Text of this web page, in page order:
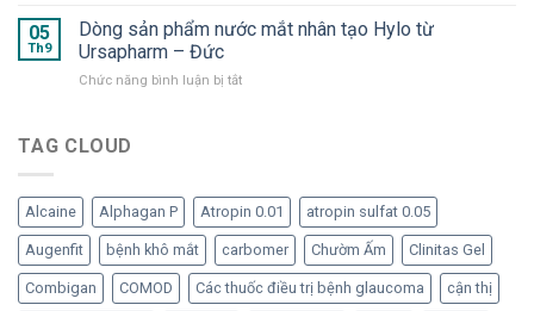
tạo
tép
thiết
–
trong
tạo
đã
trở
lại
ý
khi
dạng
bảo
quản
05
Th9
Dòng sản phẩm nước mắt nhân tạo Hylo từ
Ursapharm – Đức
Chức năng bình luận bị tắtở
nhân
tạo
Hylo
từ
Ursapharm
–
TAG CLOUD
Alcaine Alphagan P Atropin 0.01 atropin sulfat 0.05
Augenfit bệnh khô mắt carbomer Chườm Ấm Clinitas Gel
Combigan COMOD Các thuốc điều trị bệnh glaucoma cận thị